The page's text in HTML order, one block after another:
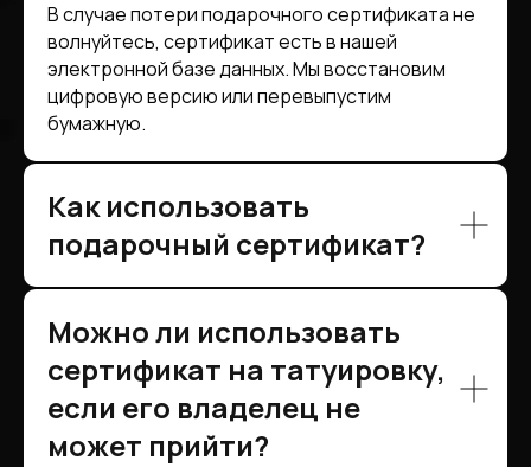
В случае потери подарочного сертификата не
волнуйтесь, сертификат есть в нашей
электронной базе данных. Мы восстановим
цифровую версию или перевыпустим
бумажную.
Как использовать
подарочный сертификат?
Можно ли использовать
сертификат на татуировку,
если его владелец не
может прийти?